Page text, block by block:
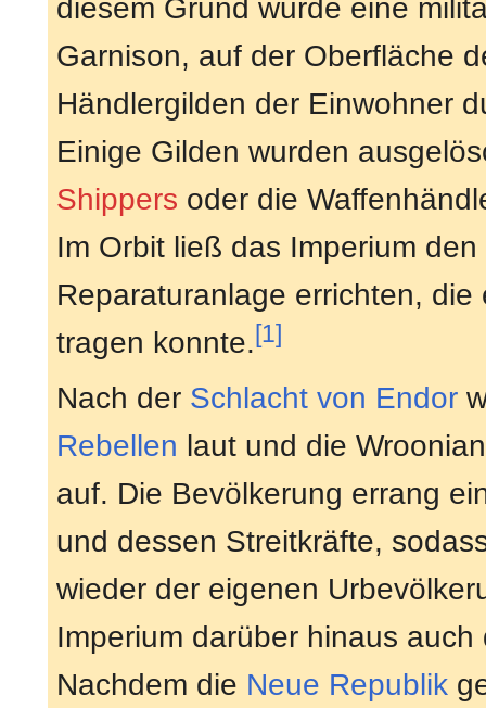
diesem Grund wurde eine
Garnison, auf der Oberfläche
Händlergilden der Einwohner
Einige Gilden wurden
Shippers oder die
Im Orbit ließ das Imperium den
Reparaturanlage errichten,
tragen konnte.[1]
Nach der Schlacht von Endor
Rebellen laut und die
auf. Die Bevölkerung errang
und dessen Streitkräfte,
wieder der eigenen
Imperium darüber hinaus
Nachdem die Neue Republik